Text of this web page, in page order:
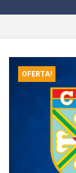
OFERTA!